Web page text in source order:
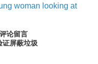
论留言
屏蔽垃圾